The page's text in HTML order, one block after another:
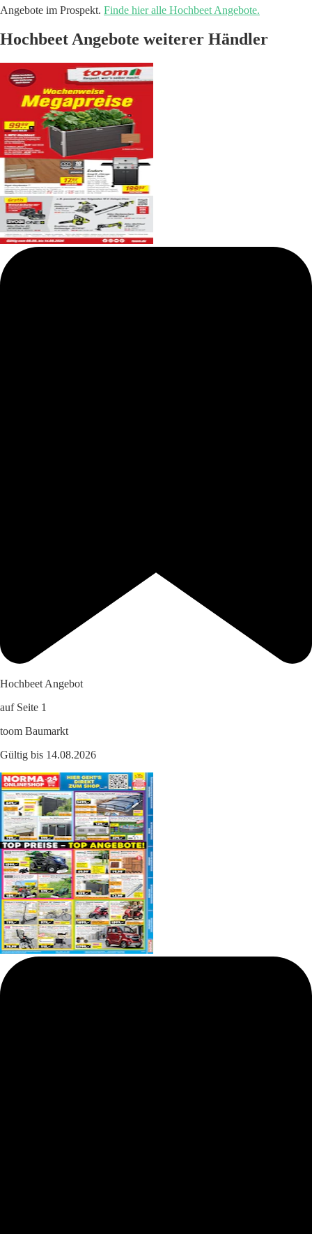
Angebote im Prospekt. Finde hier alle Hochbeet Angebote.
Hochbeet Angebote weiterer Händler
Hochbeet Angebot
auf Seite 1
toom Baumarkt
Gültig bis 14.08.2026